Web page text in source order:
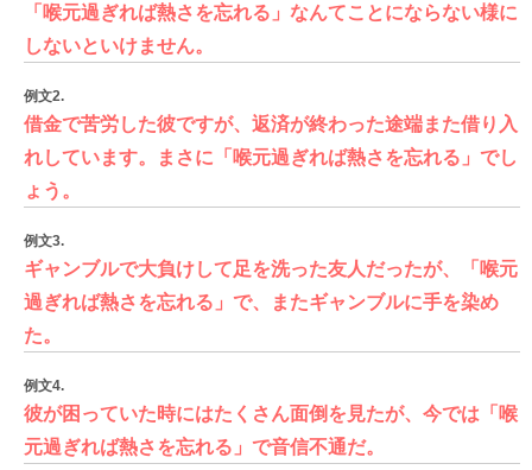
「喉元過ぎれば熱さを忘れる」なんてことにならない様に
しないといけません。
例文2.
借金で苦労した彼ですが、返済が終わった途端また借り入
れしています。まさに「喉元過ぎれば熱さを忘れる」でし
ょう。
例文3.
ギャンブルで大負けして足を洗った友人だったが、「喉元
過ぎれば熱さを忘れる」で、またギャンブルに手を染め
た。
例文4.
彼が困っていた時にはたくさん面倒を見たが、今では「喉
元過ぎれば熱さを忘れる」で音信不通だ。